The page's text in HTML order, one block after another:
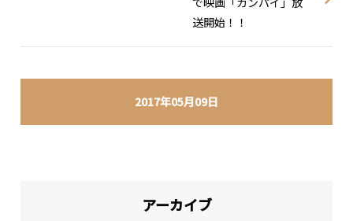
2017年05月09日
送開始！！
アーカイブ